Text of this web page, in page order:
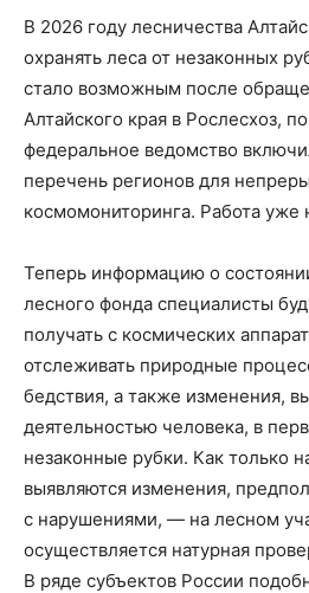
В 2026 году лесничества
охранять леса от незаконных
стало возможным после
Алтайского края в Рослесхоз,
федеральное ведомство
перечень регионов для
космомониторинга. Работа уже
Теперь информацию о
лесного фонда специалисты
получать с космических
отслеживать природные
бедствия, а также изменения,
деятельностью человека, в
незаконные рубки. Как только
выявляются изменения,
с нарушениями, — на лесном
осуществляется натурная
В ряде субъектов России